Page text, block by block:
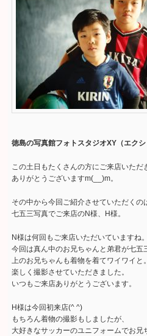
徳島の写真館フォトスタジオXY（エクシ
この土日もたくさんの方にご来店いただ
ありがとうございますm(__)m。
その中から今回ご紹介させていただくの
七五三写真でご来店のN様、H様。
N様は何回もご来店いただいていますね。
今回は真ん中のお兄ちゃんと弟君が七五
上のお兄ちゃんも着物を着てワイワイと。
楽しく撮影させていただきました。
いつもご来店ありがとうございます。
H様は今回初来店(^ ^)
もちろん着物の撮影もしましたが、
大好きなサッカーのユニフォームでお兄